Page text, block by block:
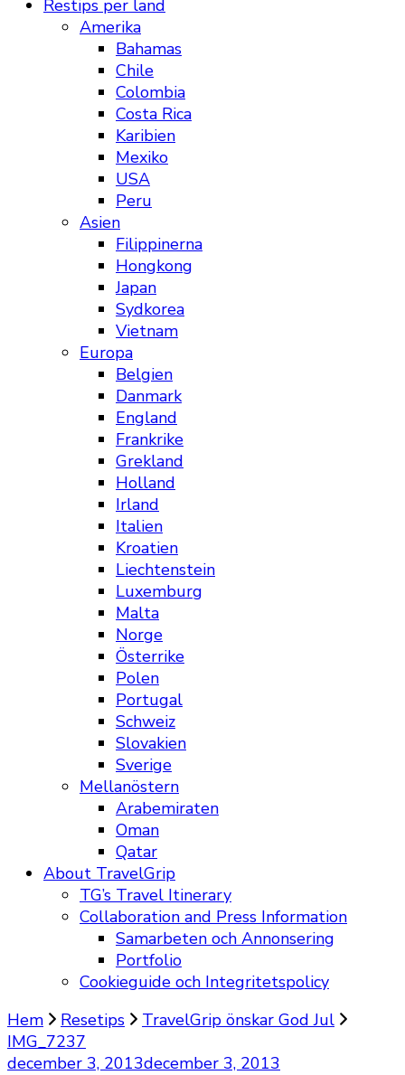
Restips per land
Amerika
Bahamas
Chile
Colombia
Costa Rica
Karibien
Mexiko
USA
Peru
Asien
Filippinerna
Hongkong
Japan
Sydkorea
Vietnam
Europa
Belgien
Danmark
England
Frankrike
Grekland
Holland
Irland
Italien
Kroatien
Liechtenstein
Luxemburg
Malta
Norge
Österrike
Polen
Portugal
Schweiz
Slovakien
Sverige
Mellanöstern
Arabemiraten
Oman
Qatar
About TravelGrip
TG’s Travel Itinerary
Collaboration and Press Information
Samarbeten och Annonsering
Portfolio
Cookieguide och Integritetspolicy
Hem
Resetips
TravelGrip önskar God Jul
IMG_7237
december 3, 2013december 3, 2013